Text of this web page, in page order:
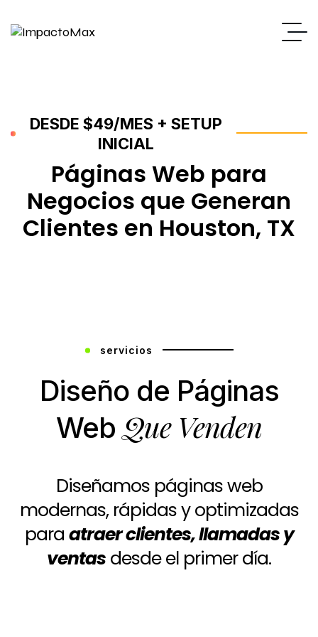
DESDE $49/MES + SETUP
INICIAL
Páginas Web para
Negocios que Generan
Clientes en Houston, TX
servicios
Diseño de Páginas
WebQue Venden
Diseñamos páginas web
modernas, rápidas y optimizadas
para atraer clientes, llamadas y
ventas desde el primer día.